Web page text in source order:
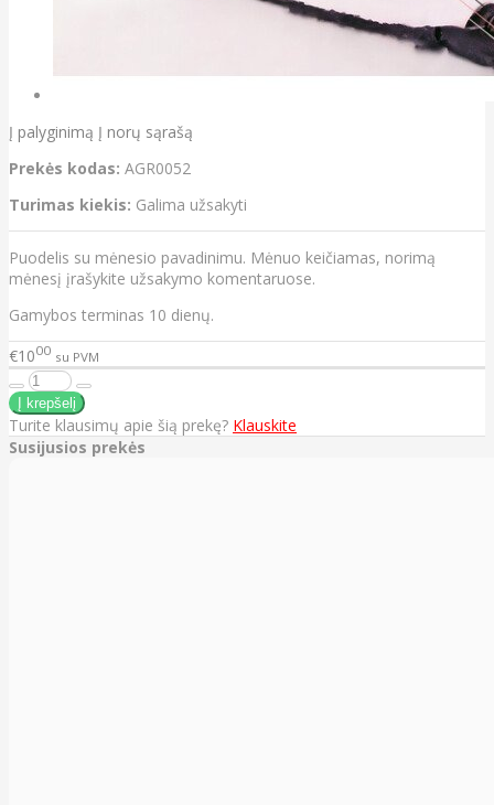
Į palyginimą Į norų sąrašą
Prekės kodas: AGR0052
Turimas kiekis: Galima užsakyti
Puodelis su mėnesio pavadinimu. Mėnuo keičiamas, norimą
mėnesį įrašykite užsakymo komentaruose.
Gamybos terminas 10 dienų.
€1000 su PVM
Turite klausimų apie šią prekę? Klauskite
Susijusios prekės